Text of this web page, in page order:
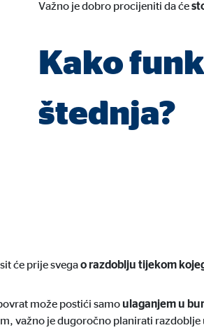
Važno je dobro procijeniti da će
Kako
štednja?
će prije svegao razdoblju tijekom
može postići samo ulaganjem u
važno je dugoročno planirati razdoblje